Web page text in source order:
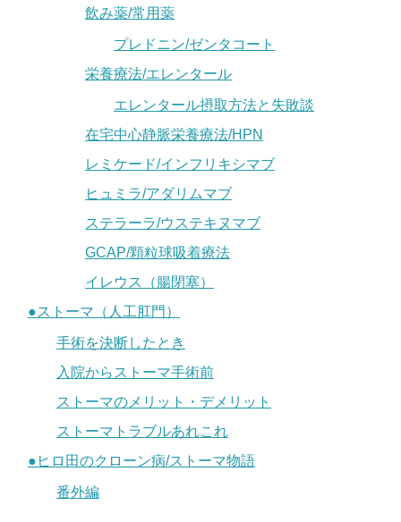
飲み薬/常用薬
プレドニン/ゼンタコート
栄養療法/エレンタール
エレンタール摂取方法と失敗談
在宅中心静脈栄養療法/HPN
レミケード/インフリキシマブ
ヒュミラ/アダリムマブ
ステラーラ/ウステキヌマブ
GCAP/顆粒球吸着療法
イレウス（腸閉塞）
●ストーマ（人工肛門）
手術を決断したとき
入院からストーマ手術前
ストーマのメリット・デメリット
ストーマトラブルあれこれ
●ヒロ田のクローン病/ストーマ物語
番外編